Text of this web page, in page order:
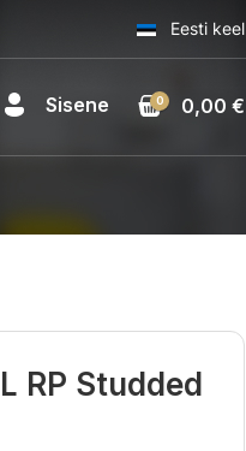
Eesti keel
Sisene 0,00 €
0
RP Studded